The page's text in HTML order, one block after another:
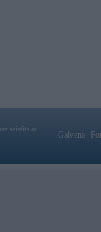
saistīts ar
Galvena